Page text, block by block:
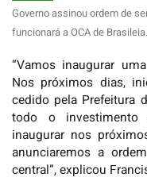
Governo assinou ordem de
funcionará a OCA de
“Vamos inaugurar
Nos próximos dias,
cedido pela Prefeitura
todo o investimento
inaugurar nos
anunciaremos a
central”, explicou